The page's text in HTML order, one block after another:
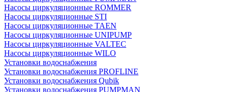
Насосы циркуляционные ROMMER
Насосы циркуляционные STI
Насосы циркуляционные TAEN
Насосы циркуляционные UNIPUMP
Насосы циркуляционные VALTEC
Насосы циркуляционные WILO
Установки водоснабжения
Установки водоснабжения PROFLINE
Установки водоснабжения Qubik
Установки водоснабжения PUMPMAN